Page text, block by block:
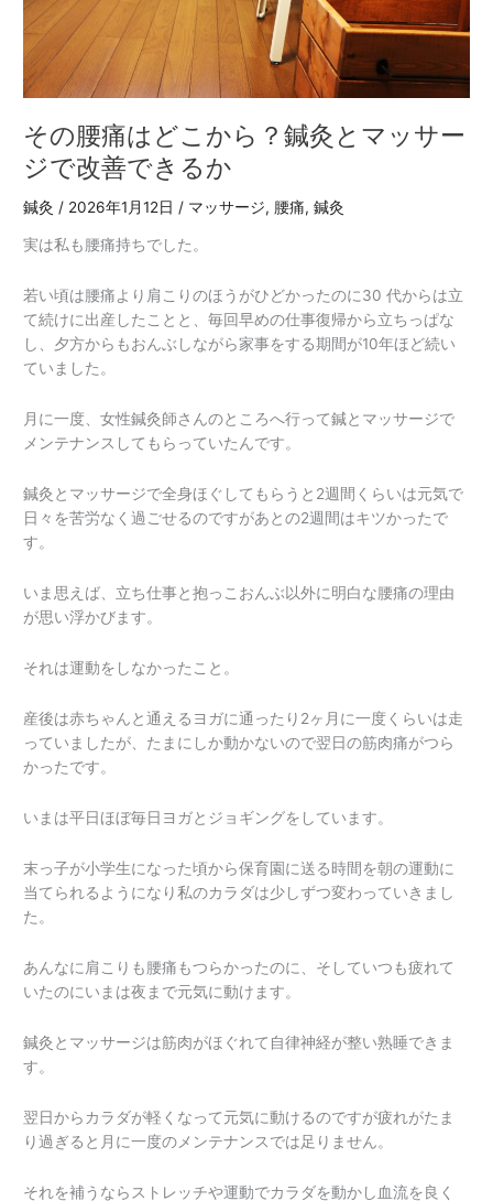
その腰痛はどこから？鍼灸とマッサー
ジで改善できるか
鍼灸 / 2026年1月12日 / マッサージ, 腰痛,鍼灸
実は私も腰痛持ちでした。
若い頃は腰痛より肩こりのほうがひどかったのに30 代からは立
て続けに出産したことと、毎回早めの仕事復帰から立ちっぱな
し、夕方からもおんぶしながら家事をする期間が10年ほど続い
ていました。
月に一度、女性鍼灸師さんのところへ行って鍼とマッサージで
メンテナンスしてもらっていたんです。
鍼灸とマッサージで全身ほぐしてもらうと2週間くらいは元気で
日々を苦労なく過ごせるのですがあとの2週間はキツかったで
す。
いま思えば、立ち仕事と抱っこおんぶ以外に明白な腰痛の理由
が思い浮かびます。
それは運動をしなかったこと。
産後は赤ちゃんと通えるヨガに通ったり2ヶ月に一度くらいは走
っていましたが、たまにしか動かないので翌日の筋肉痛がつら
かったです。
いまは平日ほぼ毎日ヨガとジョギングをしています。
末っ子が小学生になった頃から保育園に送る時間を朝の運動に
当てられるようになり私のカラダは少しずつ変わっていきまし
た。
あんなに肩こりも腰痛もつらかったのに、そしていつも疲れて
いたのにいまは夜まで元気に動けます。
鍼灸とマッサージは筋肉がほぐれて自律神経が整い熟睡できま
す。
翌日からカラダが軽くなって元気に動けるのですが疲れがたま
り過ぎると月に一度のメンテナンスでは足りません。
それを補うならストレッチや運動でカラダを動かし血流を良く
ら？
鍼
灸
と
マ
ッ
サ
ー
ジ
改
で
き
る
か